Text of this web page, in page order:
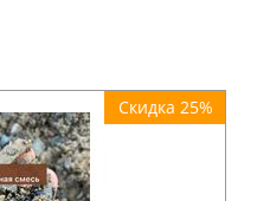
Скидка 25%